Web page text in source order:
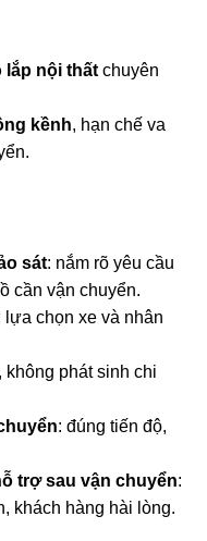
lắp nội thất chuyên
kềnh, hạn chế va
sát: nắm rõ yêu cầu
cần vận chuyển.
lựa chọn xe và nhân
không phát sinh chi
: đúng tiến độ,
trợ sau vận chuyển:
khách hàng hài lòng.